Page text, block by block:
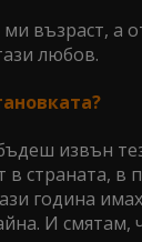
възраст, а
любов.
извън
страната, в
година
И смятам,